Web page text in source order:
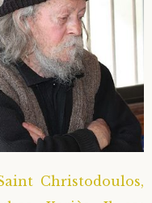
Christodoulos,